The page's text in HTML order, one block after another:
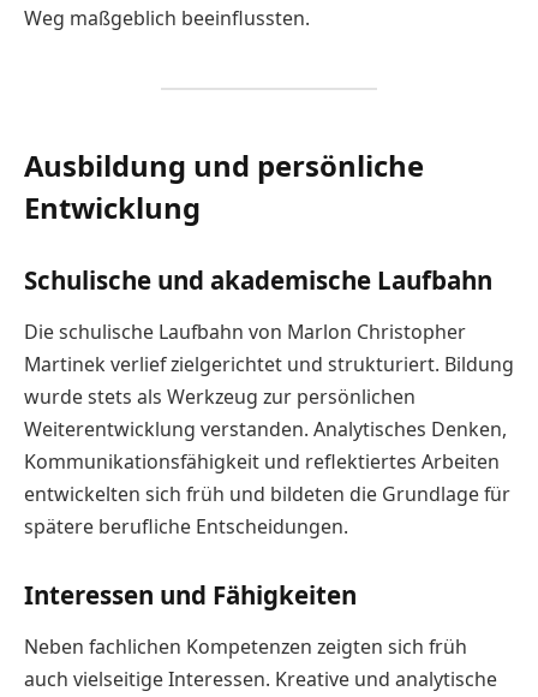
Weg maßgeblich beeinflussten.
Ausbildung und persönliche
Entwicklung
Schulische und akademische Laufbahn
Die schulische Laufbahn von Marlon Christopher
Martinek verlief zielgerichtet und strukturiert. Bildung
wurde stets als Werkzeug zur persönlichen
Weiterentwicklung verstanden. Analytisches Denken,
Kommunikationsfähigkeit und reflektiertes Arbeiten
entwickelten sich früh und bildeten die Grundlage für
spätere berufliche Entscheidungen.
Interessen und Fähigkeiten
Neben fachlichen Kompetenzen zeigten sich früh
auch vielseitige Interessen. Kreative und analytische